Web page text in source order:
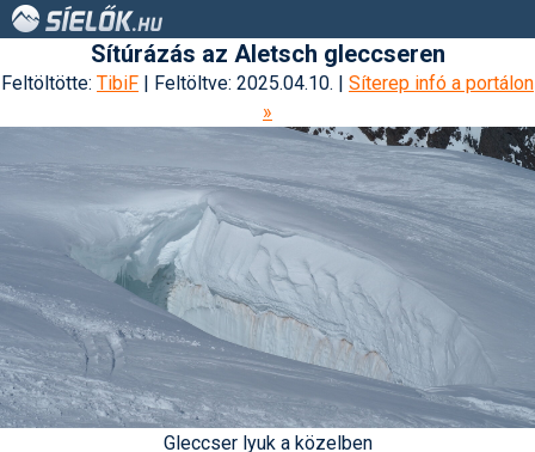
Sítúrázás az Aletsch gleccseren
Feltöltötte: TibiF | Feltöltve: 2025.04.10. | Síterep infó a portálon
»
Gleccser lyuk a közelben